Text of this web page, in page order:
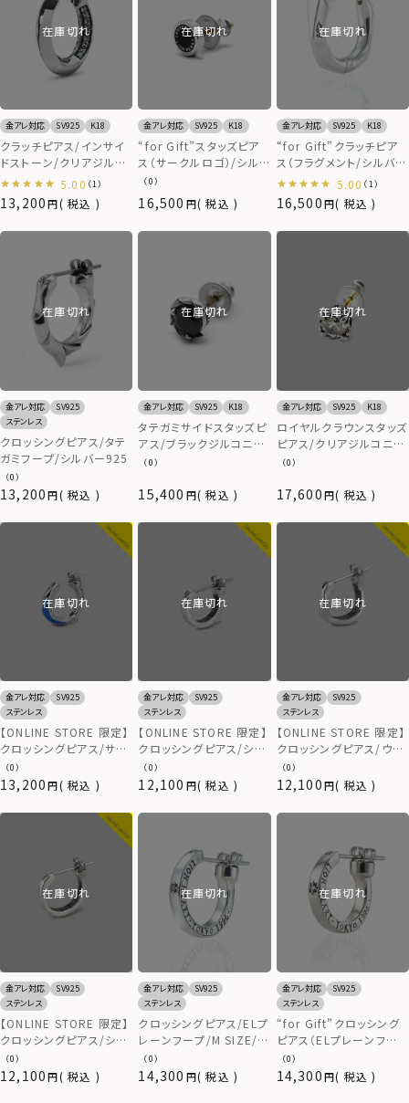
在庫切れ
金アレ対応 SV925 K18
クラッチピアス/インサイ
ドストーン/クリアジルコ
ニア/シルバー925
13,200 税込
5.00 （1）
在庫切れ
金アレ対応 SV925 K18
“for Gift”スタッズピア
ス（サークルロゴ）/シルバ
ー925
16,500 税込
（0）
在庫切れ
金アレ対応 SV925 K18
“for Gift”クラッチピア
ス（フラグメント/シルバ
ー/M SIZE）/シルバー
925
16,500 税込
5.00 （1）
在庫切れ
金アレ対応
SV925
ステンレス
クロッシングピアス/タテ
ガミフープ/シルバー925
13,200 税込
（0）
在庫切れ
金アレ対応 SV925 K18
タテガミサイドスタッズピ
アス/ブラックジルコニア/
シルバー925
15,400 税込
（0）
在庫切れ
金アレ対応 SV925 K18
ロイヤルクラウンスタッズ
ピアス/クリアジルコニ
ア/シルバー925
17,600 税込
（0）
在庫切れ
金アレ対応
SV925
ステンレス
【ONLINE STORE 限定】
クロッシングピアス/サー
フェイスホリデイ/ターコ
イズブルー/シルバー925
13,200 税込
（0）
在庫切れ
金アレ対応
SV925
ステンレス
【ONLINE STORE 限定】
クロッシングピアス/シー
クレットヘリテイジSサイ
ズ/シルバー925
12,100 税込
（0）
在庫切れ
金アレ対応
SV925
ステンレス
【ONLINE STORE 限定】
クロッシングピアス/ウェ
ーブシークレットヘリテイ
ジ/シルバー925
12,100 税込
（0）
在庫切れ
金アレ対応
SV925
ステンレス
【ONLINE STORE 限定】
クロッシングピアス/シー
クレットヘリテイジ/シル
バー925
12,100 税込
（0）
在庫切れ
金アレ対応
SV925
ステンレス
クロッシングピアス/ELプ
レーンフープ/M SIZE/シ
ルバー925
14,300 税込
（0）
在庫切れ
金アレ対応
SV925
ステンレス
“for Gift”クロッシング
ピアス（ELプレーンフー
プ/S SIZE）/シルバー
925
14,300 税込
（0）